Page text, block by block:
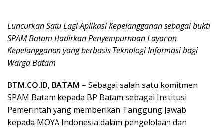
Luncurkan Satu Lagi Aplikasi Kepelangganan sebagai bukti
SPAM Batam Hadirkan Penyempurnaan Layanan
Kepelangganan yang berbasis Teknologi Informasi bagi
Warga Batam
BTM.CO.ID, BATAM – Sebagai salah satu komitmen
SPAM Batam kepada BP Batam sebagai Institusi
Pemerintah yang memberikan Tanggung Jawab
kepada MOYA Indonesia dalam pengelolaan dan